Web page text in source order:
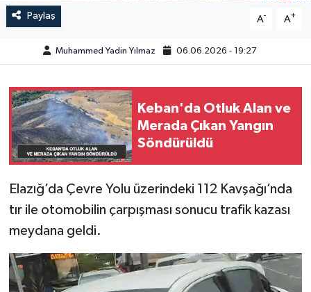
Paylaş A- A+
Muhammed Yadin Yılmaz 06.06.2026 - 19:27
Keban'da Otluk Alan ve
Merada Çıkan Yangın
Söndürüldü
Elazığ’da Çevre Yolu üzerindeki 112 Kavşağı’nda
tır ile otomobilin çarpışması sonucu trafik kazası
meydana geldi.
MEDYA
ÖZEL HABER
SAĞLIK
SİYASET
SPOR
YAŞAM